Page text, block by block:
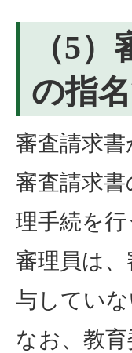
（5
の指
審査請求
審査請求
理手続を
審理員は
与してい
なお、教